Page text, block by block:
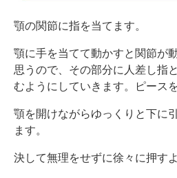
顎の関節に指を当てます。
顎に手を当てて動かすと関節が
思うので、その部分に人差し指
むようにしていきます。ピース
顎を開けながらゆっくりと下に
ます。
決して無理をせずに徐々に押す